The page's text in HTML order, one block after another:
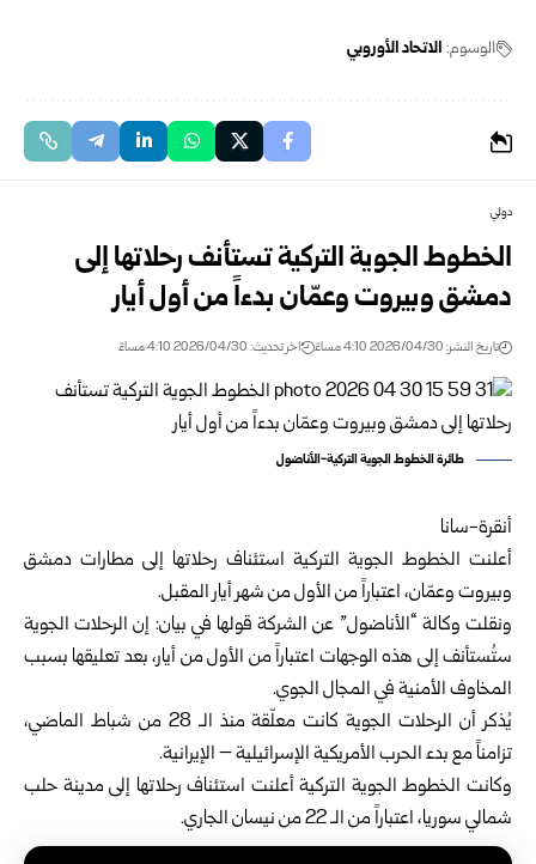
الوسوم: الاتحاد الأوروبي
دولي
الخطوط الجوية التركية تستأنف رحلاتها إلى
دمشق وبيروت وعمّان بدءاً من أول أيار
تاريخ النشر: 2026/04/30 4:10 مساءً اخر تحديث: 2026/04/30 4:10 مساءً
طائرة الخطوط الجوية التركية-الأناضول
أنقرة-سانا
أعلنت الخطوط الجوية التركية استئناف رحلاتها إلى مطارات دمشق
وبيروت وعمّان، اعتباراً من الأول من شهر أيار المقبل.
ونقلت وكالة “الأناضول” عن الشركة قولها في بيان: إن الرحلات الجوية
ستُستأنف إلى هذه الوجهات اعتباراً من الأول من أيار، بعد تعليقها بسبب
المخاوف الأمنية في المجال الجوي.
يُذكر أن الرحلات الجوية كانت معلّقة منذ الـ 28 من شباط الماضي،
تزامناً مع بدء الحرب الأمريكية الإسرائيلية – الإيرانية.
وكانت الخطوط الجوية التركية أعلنت استئناف رحلاتها إلى مدينة حلب
شمالي سوريا، اعتباراً من الـ 22 من نيسان الجاري.